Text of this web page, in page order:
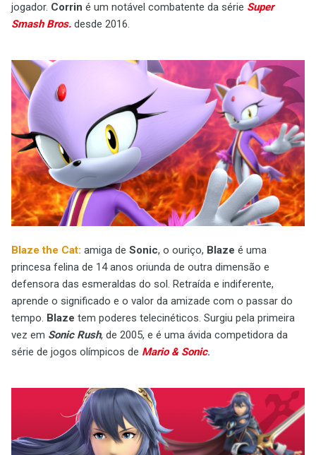
jogador. Corrin é um notável combatente da série Super
Smash Bros. desde 2016.
Blaze the Cat: amiga de Sonic, o ouriço, Blaze é uma
princesa felina de 14 anos oriunda de outra dimensão e
defensora das esmeraldas do sol. Retraída e indiferente,
aprende o significado e o valor da amizade com o passar do
tempo. Blaze tem poderes telecinéticos. Surgiu pela primeira
vez em Sonic Rush, de 2005, e é uma ávida competidora da
série de jogos olímpicos de Mario & Sonic.